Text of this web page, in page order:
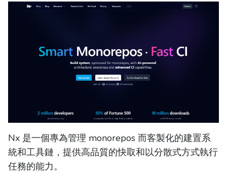
Nx 是一個專為管理 monorepos 而客製化的建置系
統和工具鏈，提供高品質的快取和以分散式方式執行
任務的能力。